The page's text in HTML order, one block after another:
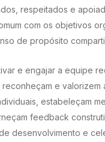
respeitados e
com os objetivos
de propósito
e engajar a equipe
e valorizem
estabeleçam
feedback
desenvolvimento e